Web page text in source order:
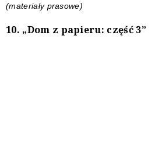
(materiały prasowe)
10. „Dom z papieru: część 3”